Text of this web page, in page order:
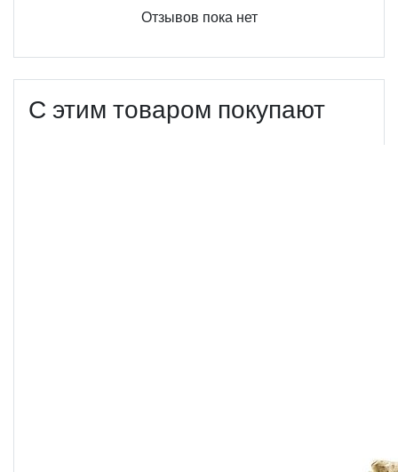
Отзывов пока нет
С этим товаром покупают